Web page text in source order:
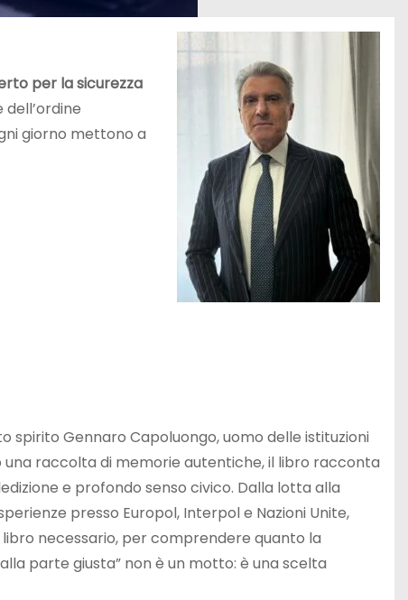
per la sicurezza
giorno mettono a
spirito Gennaro Capoluongo, uomo delle istituzioni
una raccolta di memorie autentiche, il libro racconta
e profondo senso civico. Dalla lotta alla
presso Europol, Interpol e Nazioni Unite,
necessario, per comprendere quanto la
parte giusta” non è un motto: è una scelta